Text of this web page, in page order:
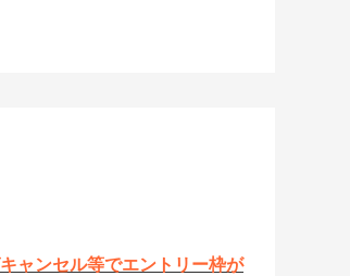
ャンセル等でエントリー枠が